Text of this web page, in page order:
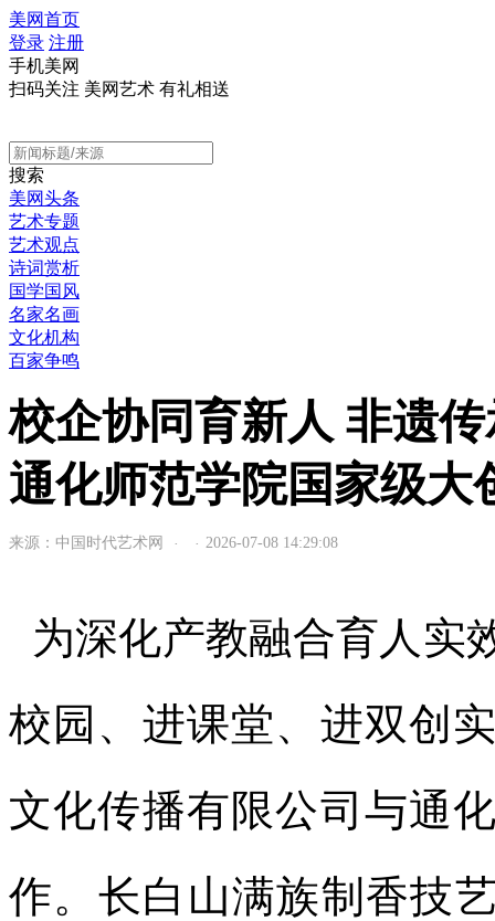
美网首页
登录 注册
手机美网
扫码关注 美网艺术 有礼相送
搜索
美网头条
艺术专题
艺术观点
诗词赏析
国学国风
名家名画
文化机构
百家争鸣
校企协同育新人 非遗
通化师范学院国家级大
来源：中国时代艺术网 · · 2026-07-08 14:29:08
为深化产教融合育人实
校园、进课堂、进双创
文化传播有限公司与通
作。长白山满族制香技